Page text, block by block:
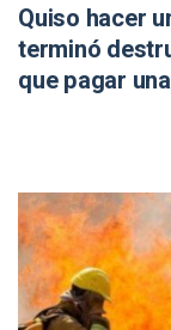
Quiso hacer
terminó
que pagar